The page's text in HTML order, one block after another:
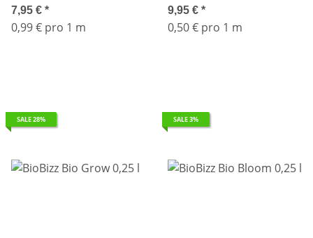
Ummantelung, 8m
7,95 € *
0,99 € pro 1 m
Ummantelung,
9,95 € *
0,50 € pro 1 m
SALE 28% SALE 3%